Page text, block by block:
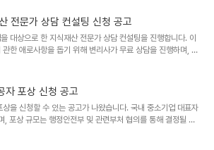
시 지식재산 멘토링 사업 신청 공고 □ 지원대상중소기업 □
업개요성남산업진흥원 성남특허센터에서는 기업의 지식재산
하기 위해 '지식재산 멘토링 사업'을 실시하고 있습니다. 성
지식재산 지원사업 범위에 포함되지 않거나 지식재산 일반
전문가 상담 컨설팅 신청 공고
대상으로 한 지식재산 전문가 상담 컨설팅을 진행합니다. 이
한 애로사항을 돕기 위해 변리사가 무료 상담을 진행하며, 출
전, 아이디어 고도화까지 다양한 지원을 제공합니다. 성남산업
년 6월 7일부터 12월 27일까지 진행됩니다. 이번 공고
이 있는 분들의 참여를 환영합니다.[상세내용]□ 공고 제목
상담 컨설팅 신청 공고 □ 지원대상중소기업 □ 신청기간
업개요성남시 관내 중소기업 및 시민의 지식재산 관련 ..
자 포상 신청 공고
을 신청할 수 있는 공고가 나왔습니다. 국내 중소기업 대표자
, 포상 규모는 행정안전부 및 관련부처 협의를 통해 결정될 예
11월 8일부터 2024년 12월 13일까지이며, 사업수행기관